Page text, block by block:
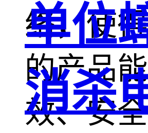
络，使
的产品
效、安
单位
消杀